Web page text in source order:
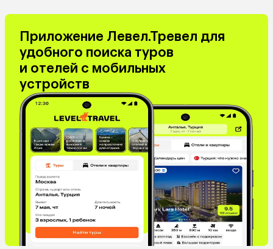
Приложение Левел.Тревел для
удобного поиска туров
и отелей с мобильных
устройств